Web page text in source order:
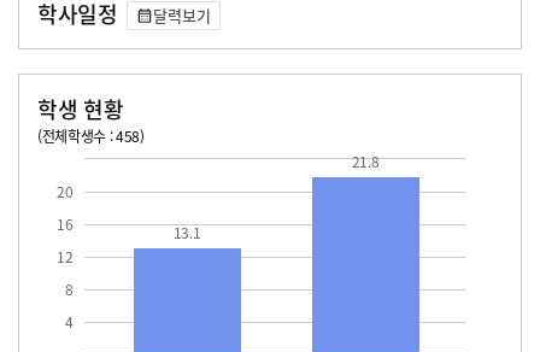
학사일정 달력보기
학생 현황
(전체학생수 : 458)
4
8
12
16
20
13.1
21.8